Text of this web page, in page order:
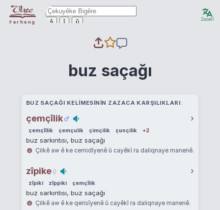
Ferheng ê î û Zazakî
buz saçağı
BUZ SAÇAĞI KELIMESININ ZAZACA KARŞILIKLARI
çemçîlik ›
çemçîllik çemçulik çimçilik çunçilik +2
buz sarkıntısı, buz saçağı
Çilkê aw ê ke cemidîyenê û cayêkî ra daliqnaye manenê.
zîpike ›
zîpiki zîppiki çemçîlik
buz sarkıntısı, buz saçağı
Çilkê aw ê ke qerisîyenê û cayêkî ra daliqnaye manenê.